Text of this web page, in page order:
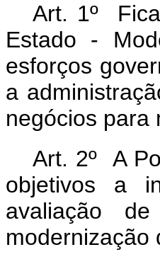
Art. 1º
Estado -
esforços
a
negócios para
Art. 2º A
objetivos a
avaliação
modernização